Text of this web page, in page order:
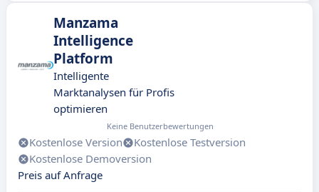
Manzama
Intelligence
Platform
Intelligente
Marktanalysen für Profis
optimieren
Keine Benutzerbewertungen
Kostenlose Version
Kostenlose Testversion
Kostenlose Demoversion
Preis auf Anfrage